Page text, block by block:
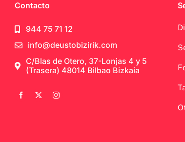
Contacto
944 75 71 12
info@deustobizirik.com
C/Blas de Otero, 37-Lonjas 4 y 5
(Trasera) 48014 Bilbao Bizkaia